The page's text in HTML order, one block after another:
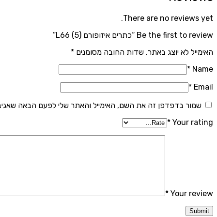
There are no reviews yet.
Be the first to review “כתרים איזופורם (5) L66”
האימייל לא יוצג באתר. שדות החובה מסומנים *
Name
*
Email
*
שמור בדפדפן זה את השם, האימייל והאתר שלי לפעם הבאה
Your rating
*
Your review
*